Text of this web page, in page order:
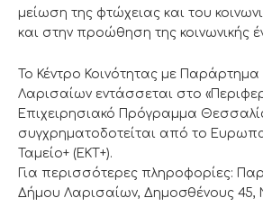
μείωση της φτώχειας και του
και στην προώθηση της κοινωνικής
Το Κέντρο Κοινότητας με
Λαρισαίων εντάσσεται στο
Επιχειρησιακό Πρόγραμμα
συγχρηματοδοτείται από το
Ταμείο+ (ΕΚΤ+).
Για περισσότερες πληροφορίες:
Δήμου Λαρισαίων, Δημοσθένους 45,